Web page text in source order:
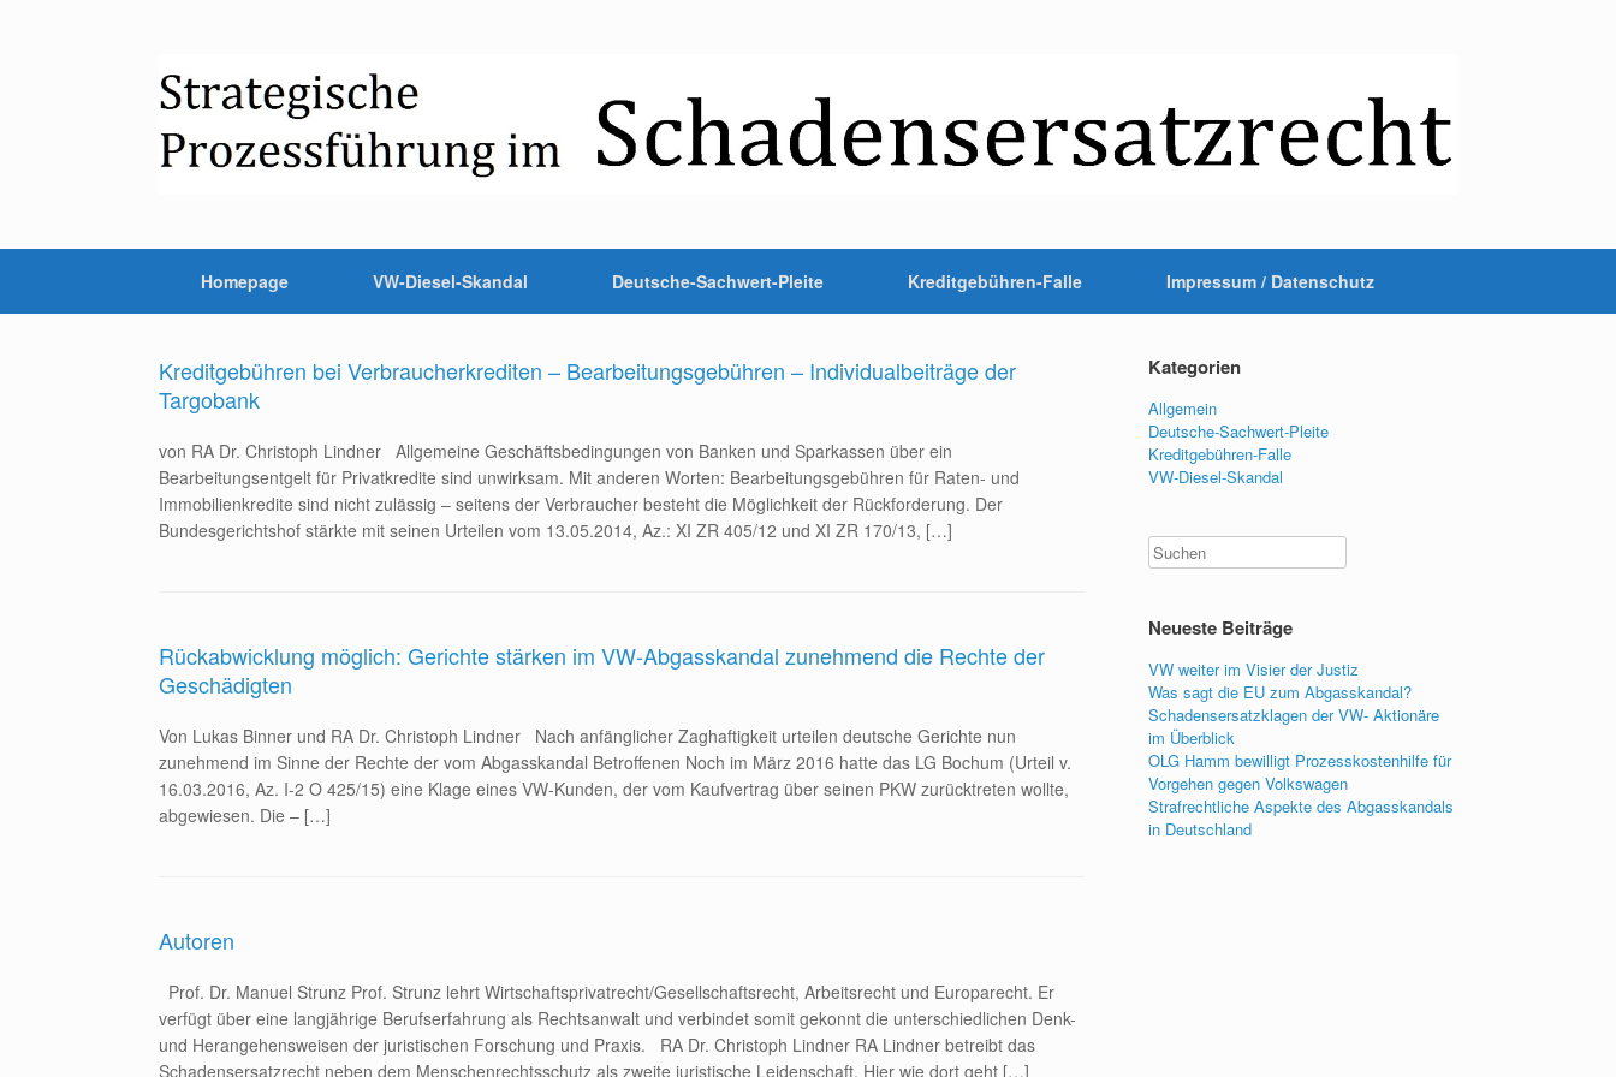
Homepage VW-Diesel-Skandal Deutsche-Sachwert-Pleite Kreditgebühren-Falle Impressum / Datenschutz
Kreditgebühren bei Verbraucherkrediten – Bearbeitungsgebühren – Individualbeiträge der
Targobank
von RA Dr. Christoph Lindner Allgemeine Geschäftsbedingungen von Banken und Sparkassen über ein
Bearbeitungsentgelt für Privatkredite sind unwirksam. Mit anderen Worten: Bearbeitungsgebühren für Raten- und
Immobilienkredite sind nicht zulässig – seitens der Verbraucher besteht die Möglichkeit der Rückforderung. Der
Bundesgerichtshof stärkte mit seinen Urteilen vom 13.05.2014, Az.: XI ZR 405/12 und XI ZR 170/13, […]
Rückabwicklung möglich: Gerichte stärken im VW-Abgasskandal zunehmend die Rechte der
Geschädigten
Von Lukas Binner und RA Dr. Christoph Lindner Nach anfänglicher Zaghaftigkeit urteilen deutsche Gerichte nun
zunehmend im Sinne der Rechte der vom Abgasskandal Betroffenen Noch im März 2016 hatte das LG Bochum (Urteil v.
16.03.2016, Az. I-2 O 425/15) eine Klage eines VW-Kunden, der vom Kaufvertrag über seinen PKW zurücktreten wollte,
abgewiesen. Die – […]
Autoren
Prof. Dr. Manuel Strunz Prof. Strunz lehrt Wirtschaftsprivatrecht/Gesellschaftsrecht, Arbeitsrecht und Europarecht. Er
verfügt über eine langjährige Berufserfahrung als Rechtsanwalt und verbindet somit gekonnt die unterschiedlichen Denk-
und Herangehensweisen der juristischen Forschung und Praxis. RA Dr. Christoph Lindner RA Lindner betreibt das
Schadensersatzrecht neben dem Menschenrechtsschutz als zweite juristische Leidenschaft. Hier wie dort geht […]
Kategorien
Allgemein
Deutsche-Sachwert-Pleite
Kreditgebühren-Falle
VW-Diesel-Skandal
Neueste Beiträge
VW weiter im Visier der Justiz
Was sagt die EU zum Abgasskandal?
Schadensersatzklagen der VW- Aktionäre
im Überblick
OLG Hamm bewilligt Prozesskostenhilfe für
Vorgehen gegen Volkswagen
Strafrechtliche Aspekte des Abgasskandals
in Deutschland